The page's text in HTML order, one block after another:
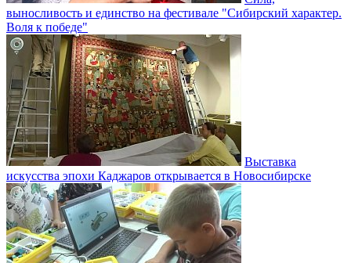
выносливость и единство на фестивале "Сибирский характер.
Воля к победе"
Выставка
искусства эпохи Каджаров открывается в Новосибирске